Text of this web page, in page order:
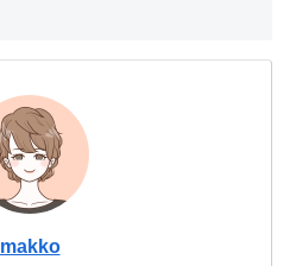
makko